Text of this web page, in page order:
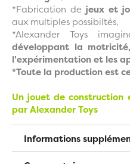
*Fabrication dejeux et
aux multiples possibiltés,
*Alexander Toys
développant la
l'expérimentation et les
*Toute la production est
Un jouet de construction
par Alexander Toys
Informations